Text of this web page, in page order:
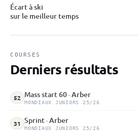
Écart à ski
sur le meilleur temps
COURSES
Derniers résultats
52 Mass start 60 · Arber
MONDIAUX JUNIORS 25/26
31 Sprint · Arber
MONDIAUX JUNIORS 25/26